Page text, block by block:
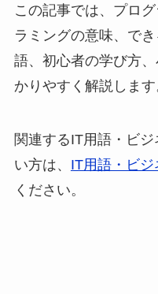
この記事では、プロ
ラミングの意味、で
語、初心者の学び方
かりやすく解説します
関連するIT用語・ビ
い方は、 IT用語・ビ
ください。